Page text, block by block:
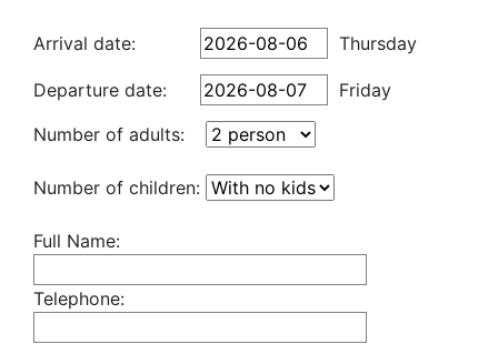
Arrival date: Thursday
Departure date:
Friday
Number of adults:
Number of children:
Full Name:
Telephone: